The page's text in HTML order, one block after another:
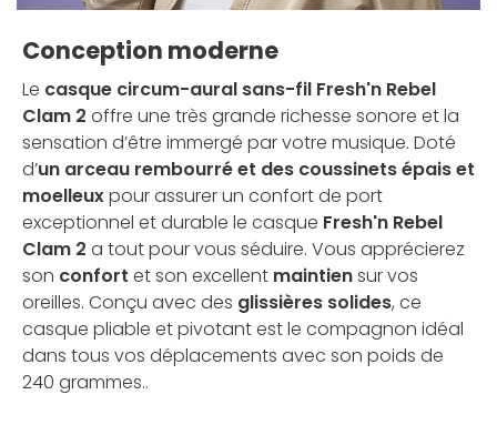
Conception moderne
Le casque circum-aural sans-fil Fresh'n Rebel
Clam 2 offre une très grande richesse sonore et la
sensation d’être immergé par votre musique. Doté
d’un arceau rembourré et des coussinets épais et
moelleuxpour assurer un confort de port
exceptionnel et durable le casque Fresh'n Rebel
Clam 2 a tout pour vous séduire. Vous apprécierez
son confort et son excellent maintiensur vos
oreilles. Conçu avec des glissières solides, ce
casque pliable et pivotant est le compagnon idéal
dans tous vos déplacements avec son poids de
240 grammes..